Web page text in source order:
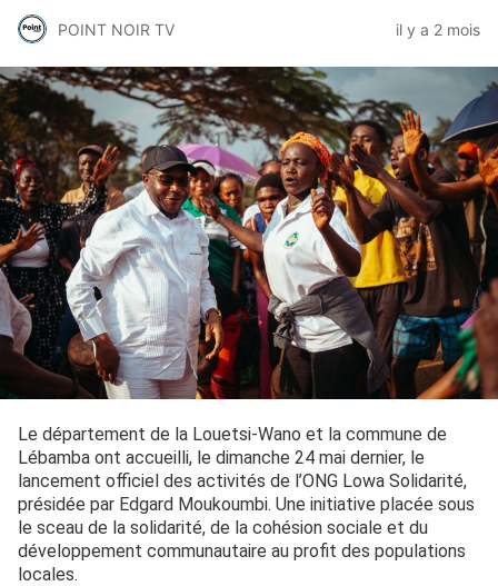
POINT NOIR TV il y a 2 mois
Le département de la Louetsi-Wano et la commune de
Lébamba ont accueilli, le dimanche 24 mai dernier, le
lancement officiel des activités de l’ONG Lowa Solidarité,
présidée par Edgard Moukoumbi. Une initiative placée sous
le sceau de la solidarité, de la cohésion sociale et du
développement communautaire au profit des populations
locales.